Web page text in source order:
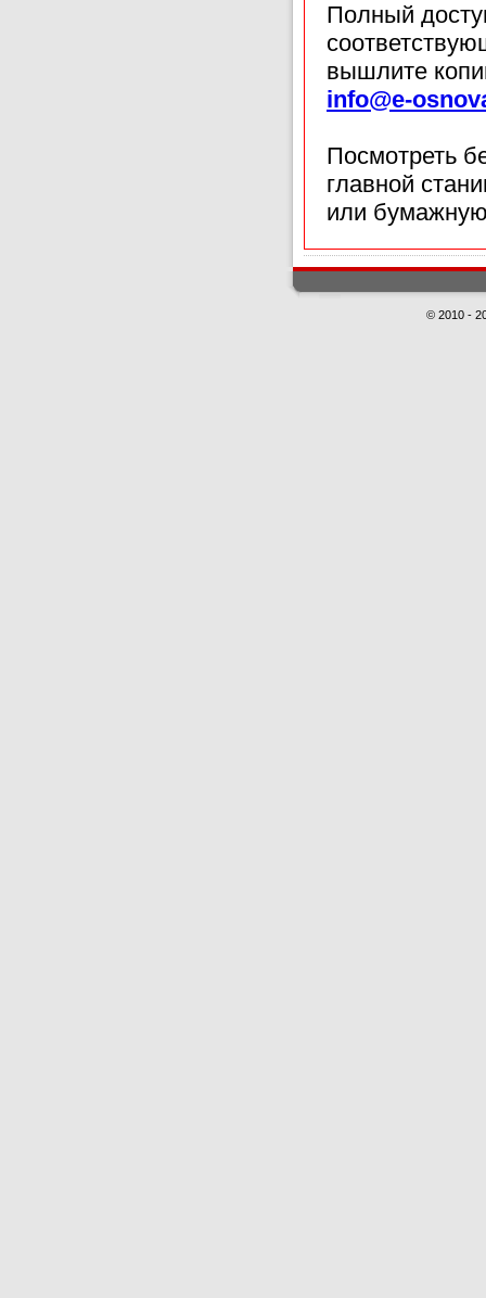
Полный
вышлите
info@e-
Посмотреть
главной
или
© 2010 -